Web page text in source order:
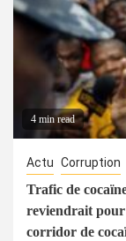
4 min read
Actu Corruption
Trafic de
reviendrait
corridor de